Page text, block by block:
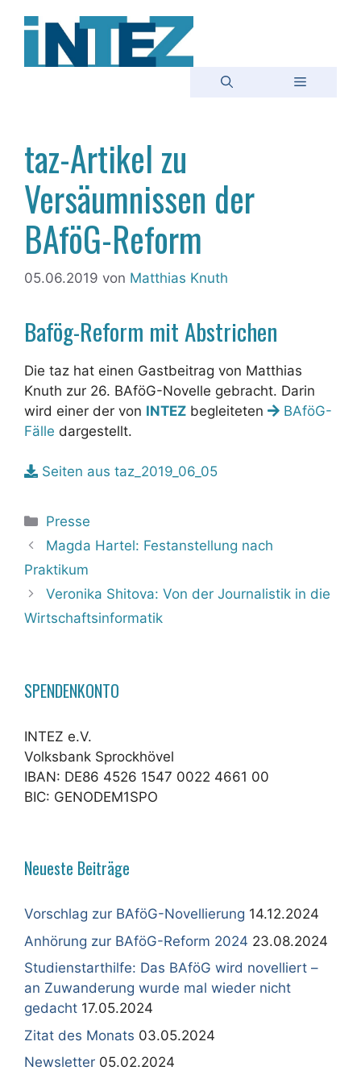
Inhalt
Menü
taz-Artikel zu
Versäumnissen der
BAföG-Reform
05.06.2019 von Matthias Knuth
Bafög-Reform mit Abstrichen
Die taz hat einen Gastbeitrag von Matthias
Knuth zur 26. BAföG-Novelle gebracht. Darin
wird einer der von INTEZ begleiteten
BAföG-
Fälle dargestellt.
Seiten aus taz_2019_06_05
Kategorien
Presse
Magda Hartel: Festanstellung nach
Praktikum
Veronika Shitova: Von der Journalistik in die
Wirtschaftsinformatik
SPENDENKONTO
INTEZ e.V.
Volksbank Sprockhövel
IBAN: DE86 4526 1547 0022 4661 00
BIC: GENODEM1SPO
Neueste Beiträge
Vorschlag zur BAföG-Novellierung 14.12.2024
Anhörung zur BAföG-Reform 2024 23.08.2024
Studienstarthilfe: Das BAföG wird novelliert –
an Zuwanderung wurde mal wieder nicht
gedacht 17.05.2024
Zitat des Monats 03.05.2024
Newsletter 05.02.2024